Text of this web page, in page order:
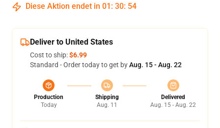
Diese Aktion endet in 01 : 30: 53
Deliver to United States
Cost to ship:$6.99
Standard - Order today to get byAug. 15 - Aug. 22
Production
Today
Shipping
Aug. 11
Delivered
Aug. 15 - Aug. 22